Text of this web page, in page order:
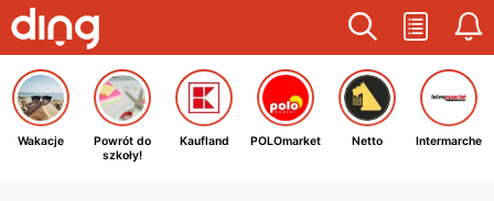
Wakacje
Powrót do
szkoły!
Kaufland POLOmarket Netto Intermarche